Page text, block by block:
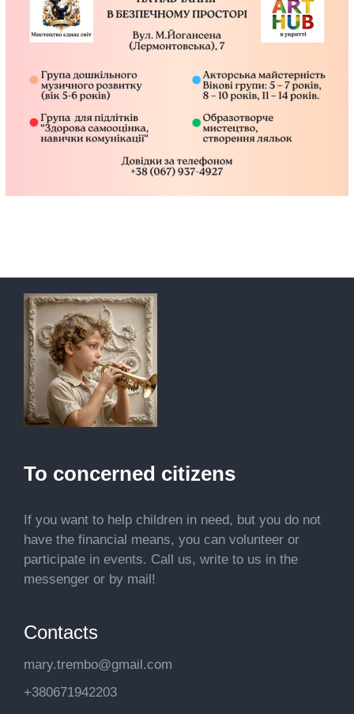
To concerned citizens
If you want to help children in need, but you do not
have the financial means, you can volunteer or
participate in events. Call us, write to us in the
messenger or by mail!
Contacts
mary.trembo@gmail.com
+380671942203